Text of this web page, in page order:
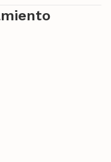
por un propietario
Esto
puede estar
mismo nivel de